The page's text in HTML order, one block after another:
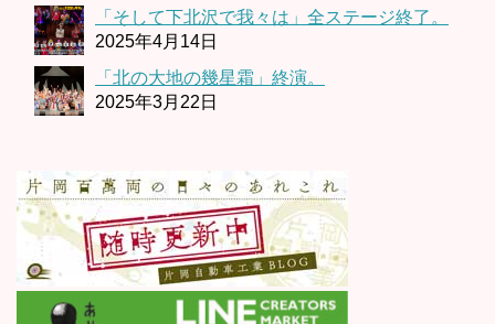
「そして下北沢で我々は」全ステージ終了。
2025年4月14日
「北の大地の幾星霜」終演。
2025年3月22日